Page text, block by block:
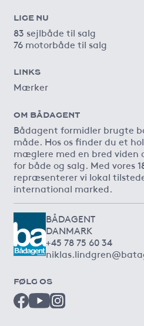
LIGE NU
83 sejlbåde til salg
76 motorbåde til salg
LINKS
Mærker
OM BÅDAGENT
Bådagent formidler brugte
måde. Hos os finder du et
mæglere med en bred viden
for både og salg. Med vores
repræsenterer vi lokal
international marked.
BÅDAGENT
DANMARK
+45 78 75 60 34
FØLG OS